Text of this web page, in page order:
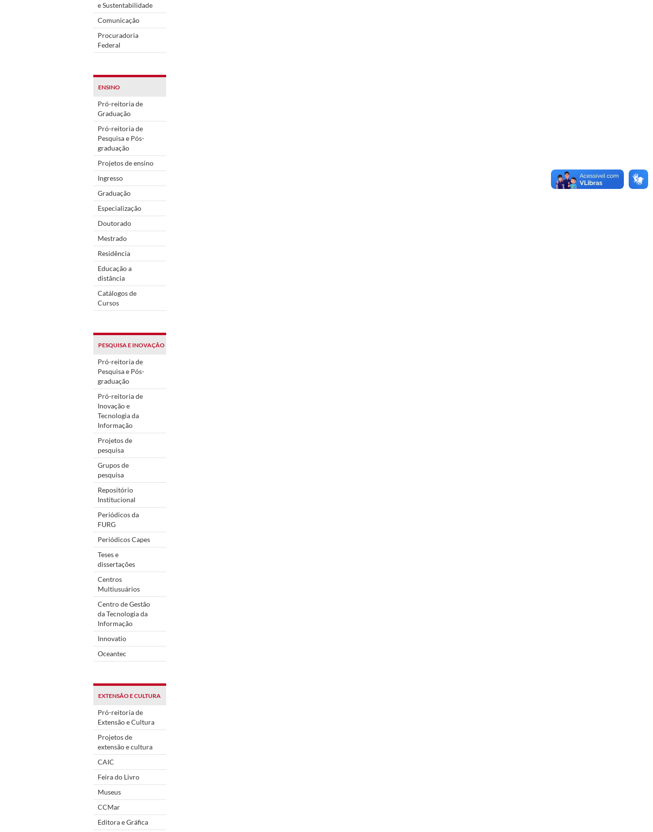
e Sustentabilidade
Comunicação
Procuradoria
Federal
ENSINO
Pró-reitoria de
Graduação
Pró-reitoria de
Pesquisa e Pós-
graduação
Projetos de ensino
Ingresso
Graduação
Especialização
Doutorado
Mestrado
Residência
Educação a
distância
Catálogos de
Cursos
PESQUISA E INOVAÇÃO
Pró-reitoria de
Pesquisa e Pós-
graduação
Pró-reitoria de
Inovação e
Tecnologia da
Informação
Projetos de
pesquisa
Grupos de
pesquisa
Repositório
Institucional
Periódicos da
FURG
Periódicos Capes
Teses e
dissertações
Centros
Multiusuários
Centro de Gestão
da Tecnologia da
Informação
Innovatio
Oceantec
EXTENSÃO E CULTURA
Pró-reitoria de
Extensão e Cultura
Projetos de
extensão e cultura
CAIC
Feira do Livro
Museus
CCMar
Editora e Gráfica